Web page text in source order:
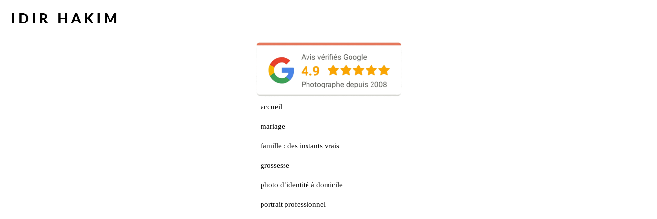
accueil
mariage
famille : des instants vrais
grossesse
photo d’identité à domicile
portrait professionnel